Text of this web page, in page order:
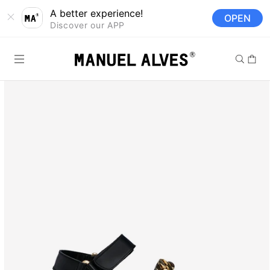
A better experience!
Discover our APP
OPEN
Saltar para o
conteúdo
Saltar para a